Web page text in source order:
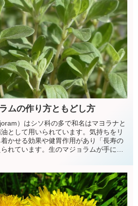
ムの作り方ともどし方
）はシソ科の多で和名はマヨラナと
として用いられています。気持ちをリ
かせる効果や健胃作用があり「長寿の
れています。生のマジョラムが手に入